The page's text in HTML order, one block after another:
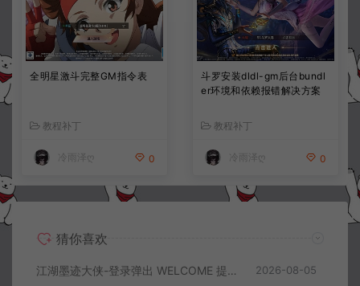
全明星激斗完整GM指令表
教程补丁
冷雨泽ღ 0
斗罗安装dldl-gm后台bundl
er环境和依赖报错解决方案
教程补丁
冷雨泽ღ 0
猜你喜欢
江湖墨迹大侠-登录弹出 WELCOME 提示无法进游戏修复教程 2026-08-05